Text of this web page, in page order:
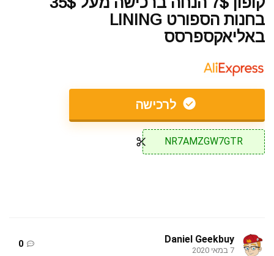
בחנות הספורט LINING
באליאקספרסס
לרכישה
NR7AMZGW7GTR
Daniel Geekbuy
7 במאי 2020
0